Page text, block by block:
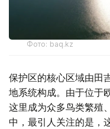
Фото: baq.kz
保护区的核心区域由田
地系统构成。由于位于
这里成为众多鸟类繁殖
中，最引人关注的是，